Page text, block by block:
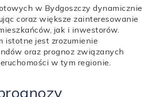
w Bydgoszczy dynamicznie
coraz większe zainteresowanie
jak i inwestorów.
istotne jest zrozumienie
oraz prognoz związanych
w tym regionie.